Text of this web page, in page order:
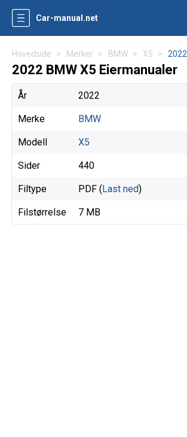
Car-manual.net
Hovedside Merker BMW X5 2022
2022 BMW X5 Eiermanualer
År 2022
Merke BMW
Modell X5
Sider 440
Filtype PDF (Last ned)
Filstørrelse 7 MB